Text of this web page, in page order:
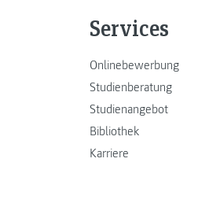
Services
Onlinebewerbung
Studienberatung
Studienangebot
Bibliothek
Karriere